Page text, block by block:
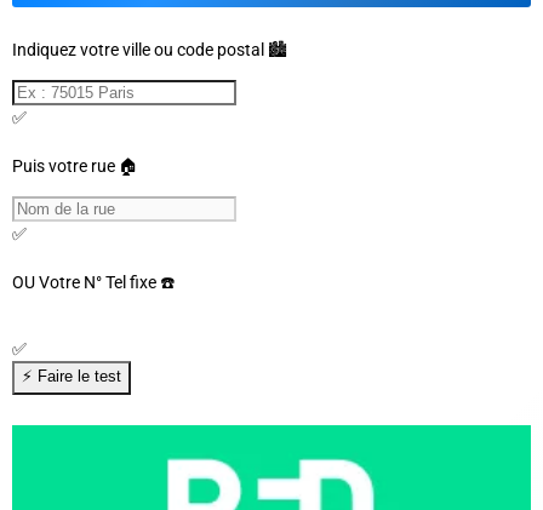
Indiquez votre ville ou code postal 🏙️
✅
Puis votre rue 🏠
✅
OUVotre N° Tel fixe ☎️
✅